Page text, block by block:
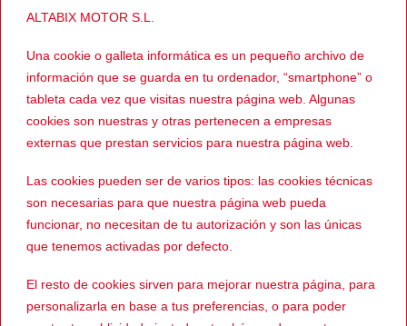
ALTABIX MOTOR S.L.
Una cookie o galleta informática es un pequeño archivo de
información que se guarda en tu ordenador, “smartphone” o
tableta cada vez que visitas nuestra página web. Algunas
cookies son nuestras y otras pertenecen a empresas
externas que prestan servicios para nuestra página web.
Las cookies pueden ser de varios tipos: las cookies técnicas
son necesarias para que nuestra página web pueda
funcionar, no necesitan de tu autorización y son las únicas
que tenemos activadas por defecto.
El resto de cookies sirven para mejorar nuestra página, para
personalizarla en base a tus preferencias, o para poder
Peso 39 gr.
Enlace al perfil de Wallapop
PRODUCTOS RELACIONADOS
-39%